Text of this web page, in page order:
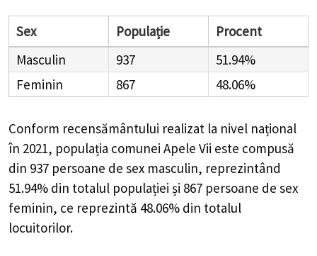
Sex Populație
Procent
Masculin
937
51.94%
Feminin
867 48.06%
Conform recensământului realizat la nivel național
în 2021, populația comunei Apele Vii este compusă
din 937 persoane de sex masculin, reprezintând
51.94% din totalul populației și 867 persoane de sex
feminin, ce reprezintă 48.06% din totalul
locuitorilor.